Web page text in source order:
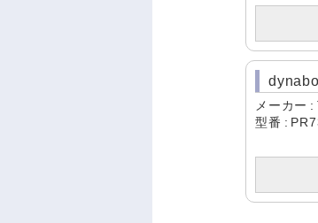
メーカー
型番